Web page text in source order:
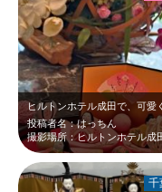
投稿者名：はっちん
撮影場所：ヒルトンホテル成
千